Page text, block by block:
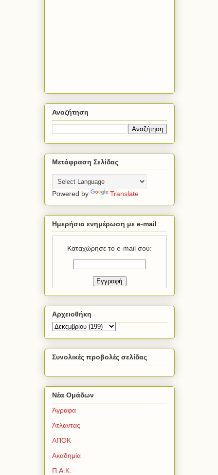
Αναζήτηση
Μετάφραση Σελίδας
Powered by Translate
Ημερήσια ενημέρωση με e-mail
Καταχώρησε το e-mail σου:
Αρχειοθήκη
Συνολικές προβολές σελίδας
Νέα Ομάδων
Άγραφα
Άτλαντας
ΑΠΟΚ
Ακαδημία
Π.Α.Κ.